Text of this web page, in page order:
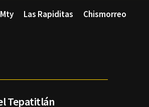
Las Rapiditas Chismorreo
Tepatitlán